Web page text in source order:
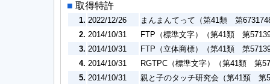
■ 取得特許
1. 2022/12/26
まんまんてって（第41類 第
2. 2014/10/31
FTP（標準文字）（第41類 第
3. 2014/10/31
FTP（立体商標）（第41類 第
4. 2014/10/31
RGTPC（標準文字）（第41類 第
5. 2014/10/31 親と子のタッチ研究会（第41類 第